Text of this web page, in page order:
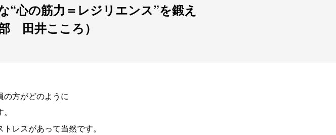
“心の筋力＝レジリエンス”を鍛え
田井こころ）
の方がどのように
レスがあって当然です。